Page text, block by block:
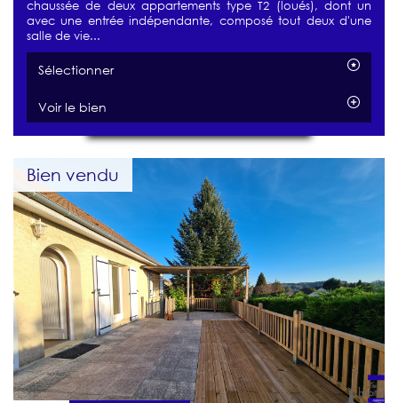
chaussée de deux appartements type T2 (loués), dont un
avec une entrée indépendante, composé tout deux d'une
salle de vie...
Sélectionner
Voir le bien
Bien vendu